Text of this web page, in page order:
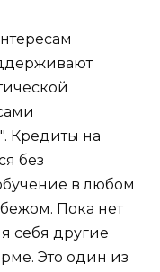
Кредиты на
без
в любом
Пока нет
себя другие
Это один из